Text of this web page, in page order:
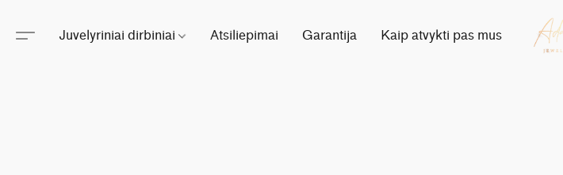
Juvelyriniai dirbiniai Atsiliepimai Garantija Kaip atvykti pas mus